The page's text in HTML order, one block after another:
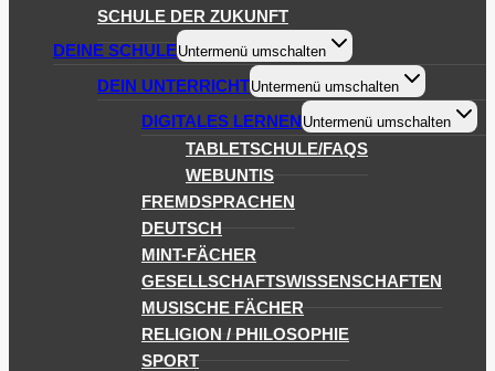
SCHULE DER ZUKUNFT
DEINE SCHULEUntermenü umschalten
DEIN UNTERRICHTUntermenü umschalten
DIGITALES LERNEN Untermenü umschalten
TABLETSCHULE/FAQS
WEBUNTIS
FREMDSPRACHEN
DEUTSCH
MINT-FÄCHER
GESELLSCHAFTSWISSENSCHAFTEN
MUSISCHE FÄCHER
RELIGION / PHILOSOPHIE
SPORT